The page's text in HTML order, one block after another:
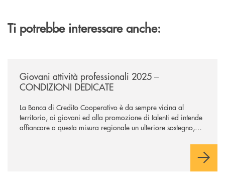
Ti potrebbe interessare anche:
Giovani attività professionali 2025 –
CONDIZIONI DEDICATE
La Banca di Credito Cooperativo è da sempre vicina al
territorio, ai giovani ed alla promozione di talenti ed intende
affiancare a questa misura regionale un ulteriore sostegno,